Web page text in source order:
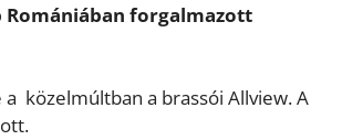
forgalmazott
közelmúltban a brassói Allview. A